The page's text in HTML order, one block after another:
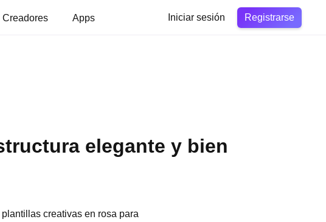
Creadores Apps Iniciar sesión Registrarse
elegante y bien
creativas en rosa para